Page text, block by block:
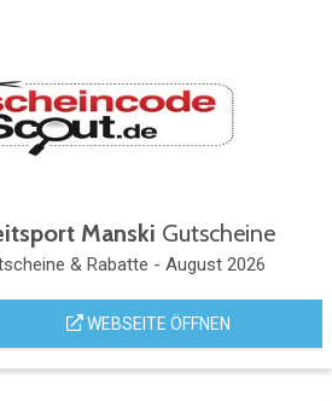
Manski Gutscheine
& Rabatte - August 2026
WEBSEITE ÖFFNEN